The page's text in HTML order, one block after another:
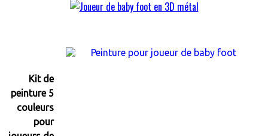
Kit de
peinture 5
couleurs
pour